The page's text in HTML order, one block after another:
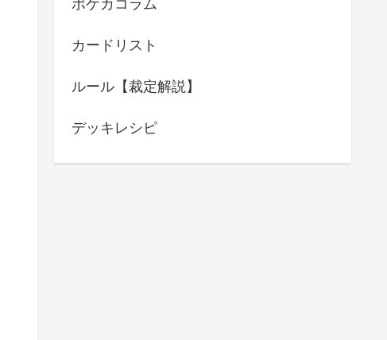
ポケカコラム
カードリスト
ルール【裁定解説】
デッキレシピ